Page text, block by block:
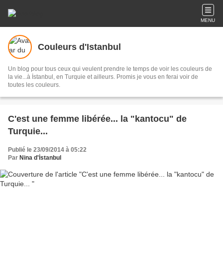
MENU
Couleurs d'Istanbul
Un blog pour tous ceux qui veulent prendre le temps de voir les couleurs de
la vie...à İstanbul, en Turquie et ailleurs. Promis je vous en ferai voir de
toutes les couleurs.
C'est une femme libérée... la "kantocu" de
Turquie...
Publié le 23/09/2014 à 05:22
Par Nina d'İstanbul